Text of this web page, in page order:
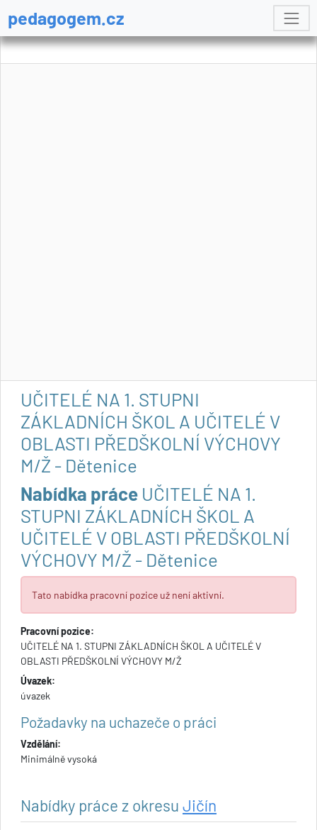
pedagogem.cz
UČITELÉ NA 1. STUPNI
ZÁKLADNÍCH ŠKOL A UČITELÉ V
OBLASTI PŘEDŠKOLNÍ VÝCHOVY
M/Ž - Dětenice
Nabídka práce UČITELÉ NA 1.
STUPNI ZÁKLADNÍCH ŠKOL A
UČITELÉ V OBLASTI PŘEDŠKOLNÍ
VÝCHOVY M/Ž - Dětenice
Tato nabídka pracovní pozice už není aktivní.
Pracovní pozice:
UČITELÉ NA 1. STUPNI ZÁKLADNÍCH ŠKOL A UČITELÉ V
OBLASTI PŘEDŠKOLNÍ VÝCHOVY M/Ž
Úvazek:
úvazek
Požadavky na uchazeče o práci
Vzdělání:
Minimálně vysoká
Nabídky práce z okresu Jičín